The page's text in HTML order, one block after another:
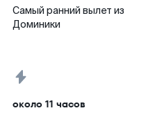
Самый ранний вылет из
Доминики
около 11 часов